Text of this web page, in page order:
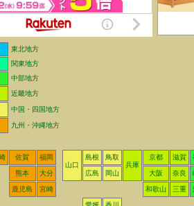
東北地方
関東地方
中部地方
近畿地方
中国・四国地方
九州・沖縄地方
佐賀
福岡
山口
島根
鳥取
兵庫
京都 滋賀
熊本 大分 広島 岡山 大阪 奈良
鹿児島 宮崎 和歌山 三重